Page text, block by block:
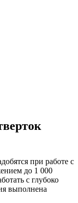
при работе с
до 1 000
с глубоко
выполнена